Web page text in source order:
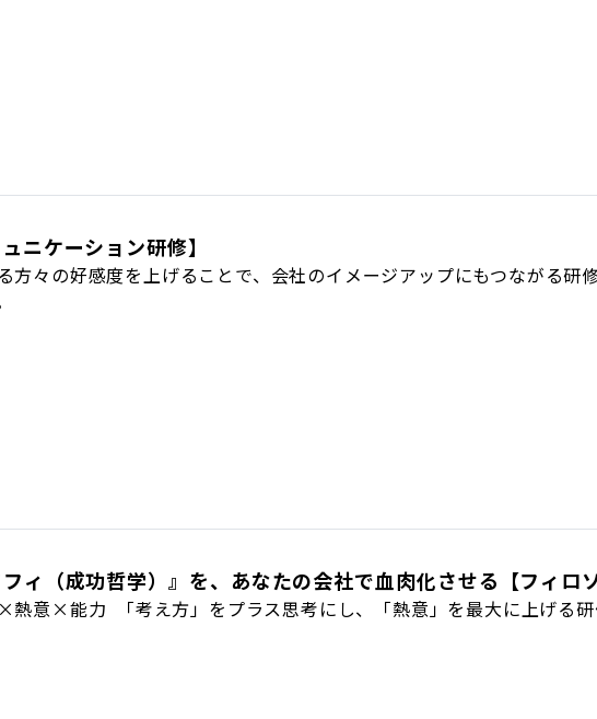
ニケーション研修】
方々の好感度を上げることで、会社のイメージアップにもつながる研
ィ（成功哲学）』を、あなたの会社で血肉化させる【フィロ
熱意×能力 「考え方」をプラス思考にし、「熱意」を最大に上げる